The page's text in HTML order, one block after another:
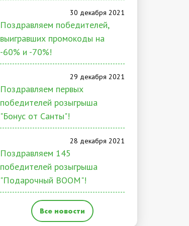
30 декабря 2021
Поздравляем победителей,
выигравших промокоды на
-60% и -70%!
29 декабря 2021
Поздравляем первых
победителей розыгрыша
"Бонус от Санты"!
28 декабря 2021
Поздравляем 145
победителей розыгрыша
"Подарочный BOOM"!
Все новости